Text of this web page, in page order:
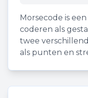
Morsecode is
coderen als
twee
als punten en